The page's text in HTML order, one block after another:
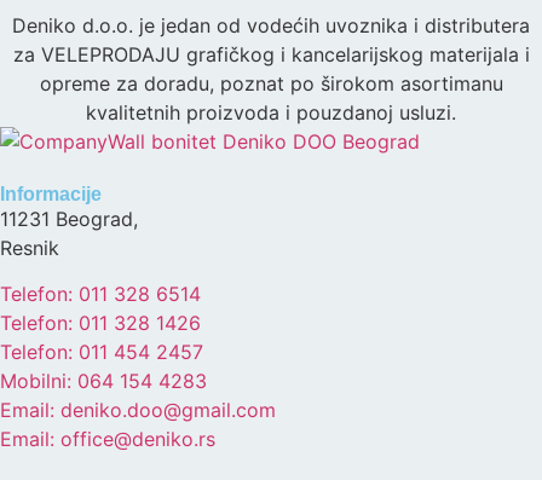
Deniko d.o.o. je jedan od vodećih uvoznika i distributera
za VELEPRODAJU grafičkog i kancelarijskog materijala i
opreme za doradu, poznat po širokom asortimanu
kvalitetnih proizvoda i pouzdanoj usluzi.
Informacije
11231 Beograd,
Resnik
Telefon: 011 328 6514
Telefon: 011 328 1426
Telefon: 011 454 2457
Mobilni: 064 154 4283
Email: deniko.doo@gmail.com
Email: office@deniko.rs